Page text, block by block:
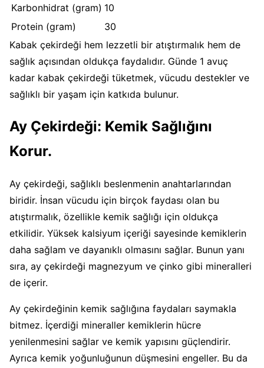
Karbonhidrat (gram) 10
Protein (gram)
30
Kabak çekirdeği hem lezzetli bir atıştırmalık hem de
sağlık açısından oldukça faydalıdır. Günde 1 avuç
kadar kabak çekirdeği tüketmek, vücudu destekler ve
sağlıklı bir yaşam için katkıda bulunur.
Ay Çekirdeği: Kemik Sağlığını
Korur.
Ay çekirdeği, sağlıklı beslenmenin anahtarlarından
biridir. İnsan vücudu için birçok faydası olan bu
atıştırmalık, özellikle kemik sağlığı için oldukça
etkilidir. Yüksek kalsiyum içeriği sayesinde kemiklerin
daha sağlam ve dayanıklı olmasını sağlar. Bunun yanı
sıra, ay çekirdeği magnezyum ve çinko gibi mineralleri
de içerir.
Ay çekirdeğinin kemik sağlığına faydaları saymakla
bitmez. İçerdiği mineraller kemiklerin hücre
yenilenmesini sağlar ve kemik yapısını güçlendirir.
Ayrıca kemik yoğunluğunun düşmesini engeller. Bu da